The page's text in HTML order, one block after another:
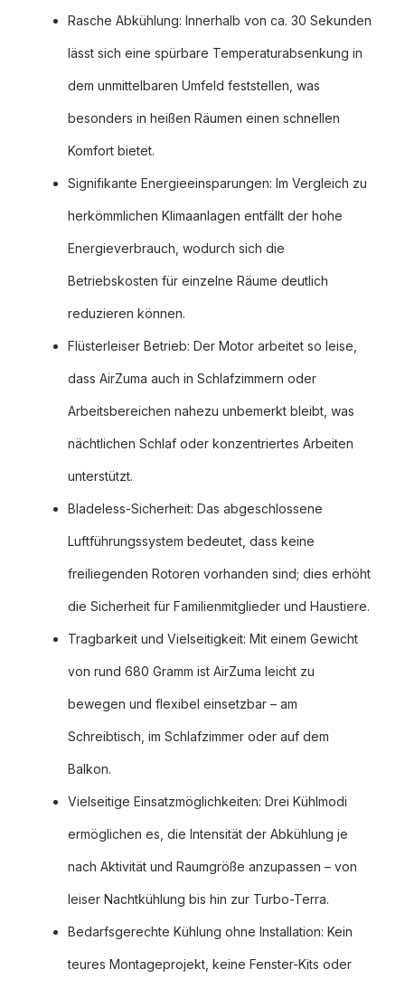
Rasche Abkühlung: Innerhalb von ca. 30 Sekunden
lässt sich eine spürbare Temperaturabsenkung in
dem unmittelbaren Umfeld feststellen, was
besonders in heißen Räumen einen schnellen
Komfort bietet.
Signifikante Energieeinsparungen: Im Vergleich zu
herkömmlichen Klimaanlagen entfällt der hohe
Energieverbrauch, wodurch sich die
Betriebskosten für einzelne Räume deutlich
reduzieren können.
Flüsterleiser Betrieb: Der Motor arbeitet so leise,
dass AirZuma auch in Schlafzimmern oder
Arbeitsbereichen nahezu unbemerkt bleibt, was
nächtlichen Schlaf oder konzentriertes Arbeiten
unterstützt.
Bladeless-Sicherheit: Das abgeschlossene
Luftführungssystem bedeutet, dass keine
freiliegenden Rotoren vorhanden sind; dies erhöht
die Sicherheit für Familienmitglieder und Haustiere.
Tragbarkeit und Vielseitigkeit: Mit einem Gewicht
von rund 680 Gramm ist AirZuma leicht zu
bewegen und flexibel einsetzbar – am
Schreibtisch, im Schlafzimmer oder auf dem
Balkon.
Vielseitige Einsatzmöglichkeiten: Drei Kühlmodi
ermöglichen es, die Intensität der Abkühlung je
nach Aktivität und Raumgröße anzupassen – von
leiser Nachtkühlung bis hin zur Turbo-Terra.
Bedarfsgerechte Kühlung ohne Installation: Kein
teures Montageprojekt, keine Fenster-Kits oder